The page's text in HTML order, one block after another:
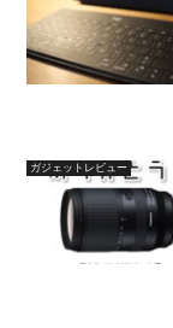
ガジェットレビュー